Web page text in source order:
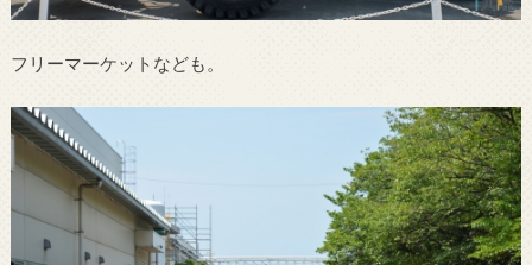
フリーマーケットなども。